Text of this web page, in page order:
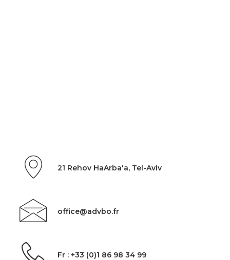
21 Rehov HaArba'a, Tel-Aviv
office@advbo.fr
Fr : +33 (0)1 86 98 34 99